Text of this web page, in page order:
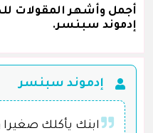
أجمل وأشهر المقولات
إدموند سبنسر.
إدموند سبنسر
ابنك يأكلك صغيرا